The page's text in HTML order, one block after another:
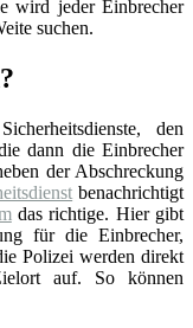
wird jeder Einbrecher
suchen.
den
dann die Einbrecher
der Abschreckung
benachrichtigt
das richtige. Hier gibt
für die Einbrecher,
Polizei werden direkt
auf. So können